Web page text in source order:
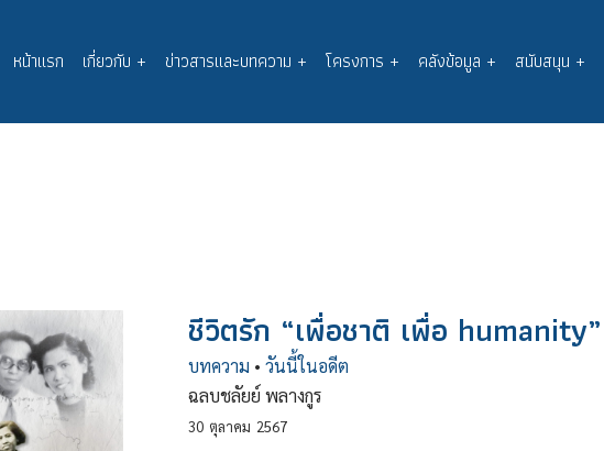
Main
navigation
หน้าแรก เกี่ยวกับ + ข่าวสารและบทความ + โครงการ + คลังข้อมูล + สนับสนุน +
ชีวิตรัก “เพื่อชาติ เพื่อ humanity”
บทความ • วันนี้ในอดีต
ฉลบชลัยย์ พลางกูร
30 ตุลาคม 2567